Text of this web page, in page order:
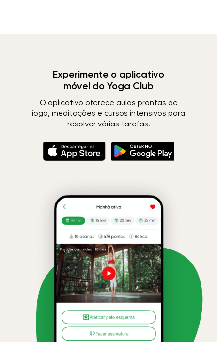
Experimente o aplicativo
móvel do Yoga Club
O aplicativo oferece aulas prontas de
ioga, meditações e cursos intensivos para
resolver várias tarefas.